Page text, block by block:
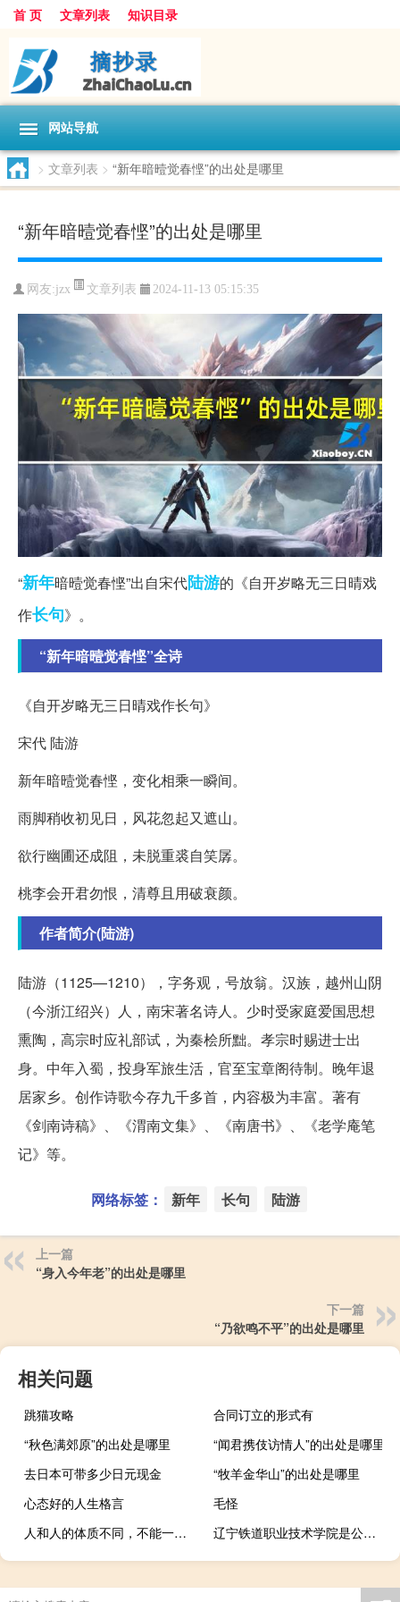
首 页 文章列表 知识目录
网站导航
> 文章列表 > “新年暗曀觉春悭”的出处是哪里
“新年暗曀觉春悭”的出处是哪里
网友:jzx 文章列表 2024-11-13 05:15:35
“新年暗曀觉春悭”出自宋代陆游的《自开岁略无三日晴戏
作长句》。
“新年暗曀觉春悭”全诗
《自开岁略无三日晴戏作长句》
宋代 陆游
新年暗曀觉春悭，变化相乘一瞬间。
雨脚稍收初见日，风花忽起又遮山。
欲行幽圃还成阻，未脱重裘自笑孱。
桃李会开君勿恨，清尊且用破衰颜。
作者简介(陆游)
陆游（1125—1210），字务观，号放翁。汉族，越州山阴
（今浙江绍兴）人，南宋著名诗人。少时受家庭爱国思想
熏陶，高宗时应礼部试，为秦桧所黜。孝宗时赐进士出
身。中年入蜀，投身军旅生活，官至宝章阁待制。晚年退
居家乡。创作诗歌今存九千多首，内容极为丰富。著有
《剑南诗稿》、《渭南文集》、《南唐书》、《老学庵笔
记》等。
网络标签： 新年 长句 陆游
上一篇
“身入今年老”的出处是哪里
下一篇
“乃欲鸣不平”的出处是哪里
相关问题
跳猫攻略
合同订立的形式有
“秋色满郊原”的出处是哪里
“闻君携伎访情人”的出处是哪里
去日本可带多少日元现金
“牧羊金华山”的出处是哪里
心态好的人生格言
毛怪
人和人的体质不同，不能一概而论什么梗
辽宁铁道职业技术学院是公办还是民办